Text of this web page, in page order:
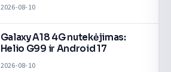
2026-08-10
Galaxy A18 4G nutekėjimas:
Helio G99 ir Android 17
2026-08-10